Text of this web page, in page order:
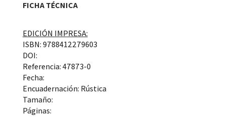
FICHA TÉCNICA
EDICIÓN IMPRESA:
ISBN: 9788412279603
DOI:
Referencia: 47873-0
Fecha:
Encuadernación: Rústica
Tamaño:
Páginas: